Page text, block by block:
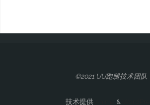
©2021 UU跑腿技术团队
技术提供 &